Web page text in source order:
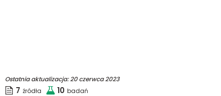
Ostatnia aktualizacja:20 czerwca 2023
7 źródła 10 badań